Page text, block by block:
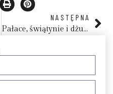
NASTĘPNA
Pałace, świątynie i dżungla – Karataka, nieznane oblicze Indii